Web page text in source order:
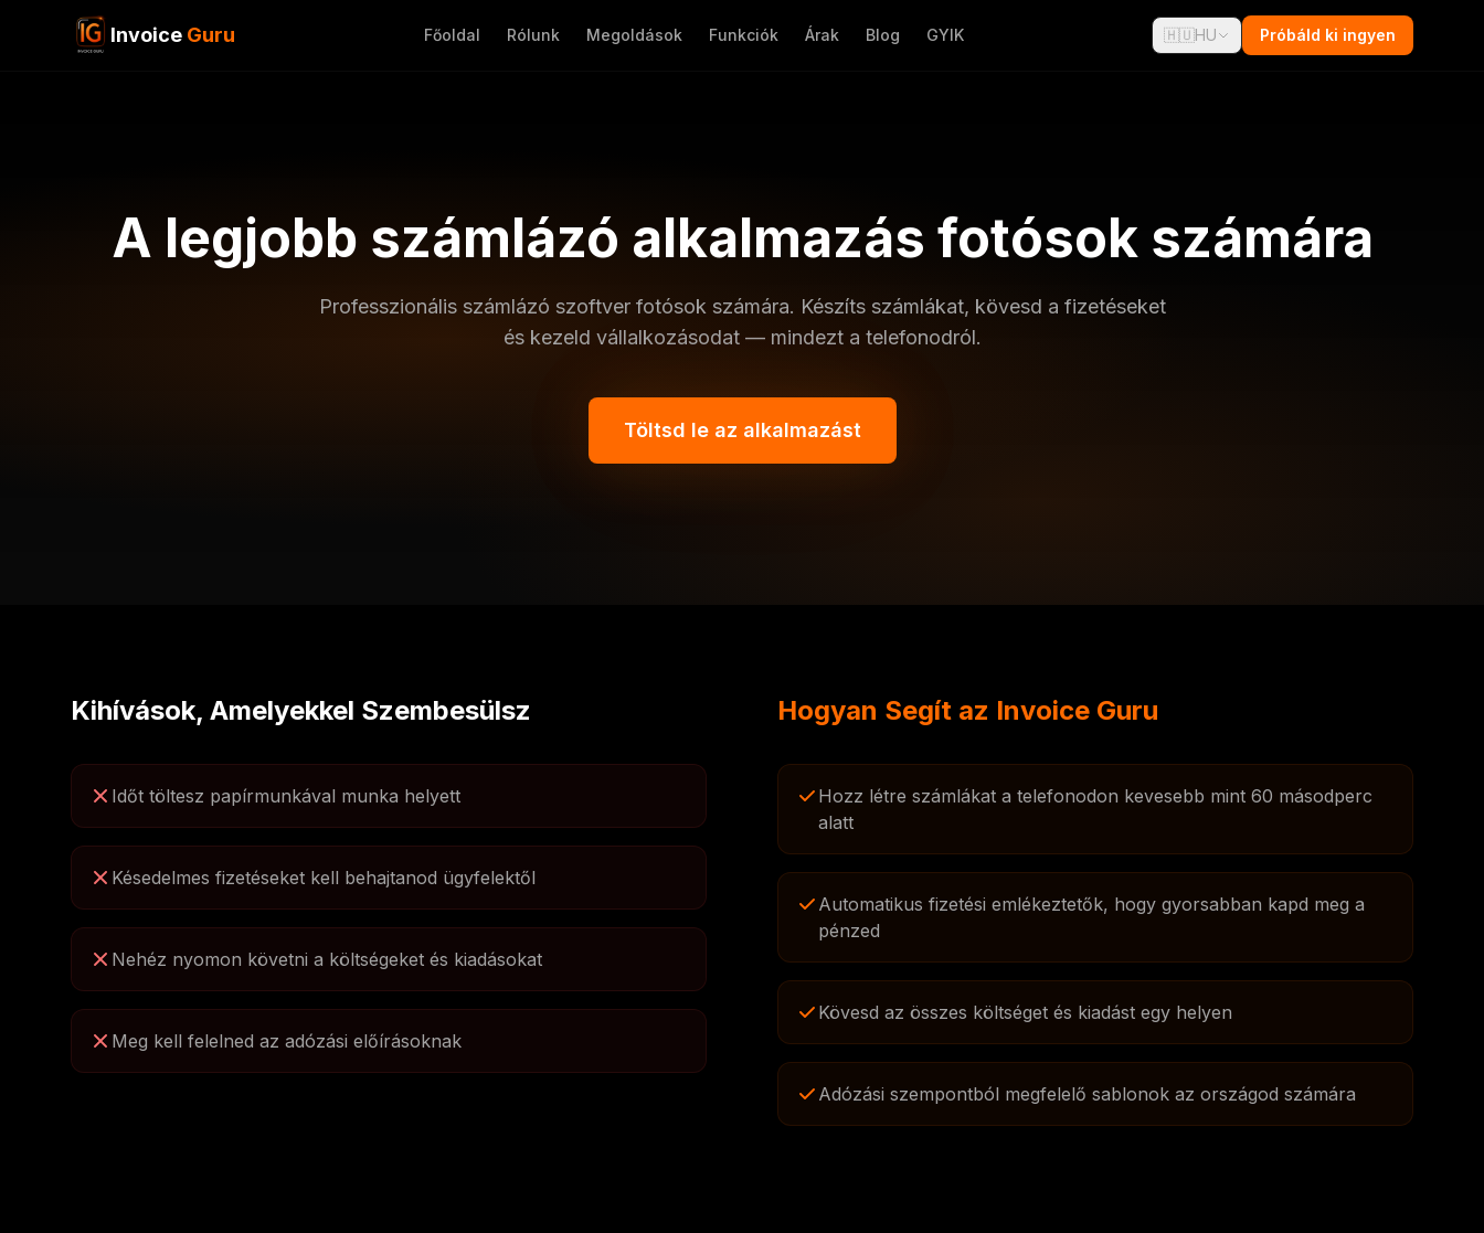
Invoice Guru Főoldal Rólunk Megoldások Funkciók Árak Blog GYIK 🇭🇺HU Próbáld ki ingyen
A legjobb számlázó alkalmazás fotósok számára
Professzionális számlázó szoftver fotósok számára. Készíts számlákat, kövesd a fizetéseket
és kezeld vállalkozásodat — mindezt a telefonodról.
Töltsd le az alkalmazást
Kihívások, Amelyekkel Szembesülsz
Időt töltesz papírmunkával munka helyett
Késedelmes fizetéseket kell behajtanod ügyfelektől
Nehéz nyomon követni a költségeket és kiadásokat
Meg kell felelned az adózási előírásoknak
Hogyan Segít az Invoice Guru
Hozz létre számlákat a telefonodon kevesebb mint 60 másodperc
alatt
Automatikus fizetési emlékeztetők, hogy gyorsabban kapd meg a
pénzed
Kövesd az összes költséget és kiadást egy helyen
Adózási szempontból megfelelő sablonok az országod számára